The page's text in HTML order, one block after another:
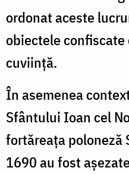
ordonat aceste
obiectele confiscate
cuviință.
În asemenea
Sfântului Ioan cel
fortăreața poloneză
1690 au fost